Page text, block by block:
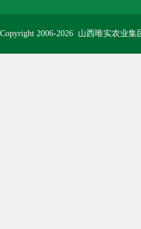
Copyright 2006-2026 山西唯实农业集